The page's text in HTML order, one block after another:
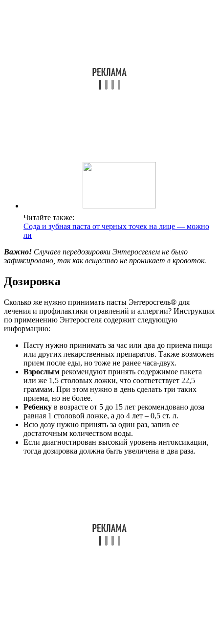
Читайте также:
Сода и зубная паста от черных точек на лице — можно
ли
Важно! Случаев передозировки Энтеросгелем не было
зафиксировано, так как вещество не проникает в кровоток.
Дозировка
Сколько же нужно принимать пасты Энтеросгель® для
лечения и профилактики отравлений и аллергии? Инструкция
по применению Энтеросгеля содержит следующую
информацию:
Пасту нужно принимать за час или два до приема пищи
или других лекарственных препаратов. Также возможен
прием после еды, но тоже не ранее часа-двух.
Взрослым рекомендуют принять содержимое пакета
или же 1,5 столовых ложки, что соответствует 22,5
граммам. При этом нужно в день сделать три таких
приема, но не более.
Ребенку в возрасте от 5 до 15 лет рекомендовано доза
равная 1 столовой ложке, а до 4 лет – 0,5 ст. л.
Всю дозу нужно принять за один раз, запив ее
достаточным количеством воды.
Если диагностирован высокий уровень интоксикации,
тогда дозировка должна быть увеличена в два раза.